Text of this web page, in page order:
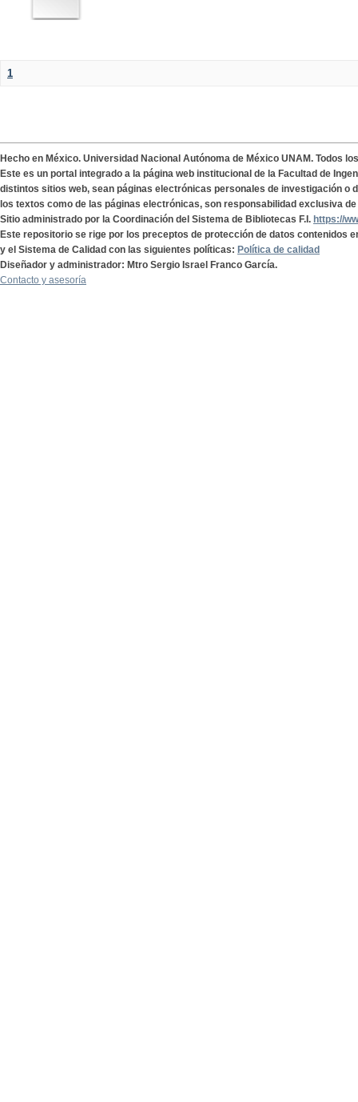
1
Hecho en México. Universidad Nacional Autónoma de México UNAM. Todos
Este es un portal integrado a la página web institucional de la Facultad de
distintos sitios web, sean páginas electrónicas personales de investigación o
los textos como de las páginas electrónicas, son responsabilidad exclusiva
Sitio administrado por la Coordinación del Sistema de Bibliotecas F.I. https://
Este repositorio se rige por los preceptos de protección de datos contenidos
y el Sistema de Calidad con las siguientes políticas: Política de calidad
Diseñador y administrador: Mtro Sergio Israel Franco García.
Contacto y asesoría